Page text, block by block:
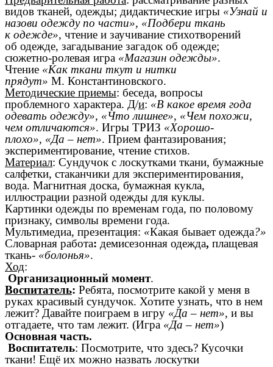
видов тканей, одежды; дидактические игры «Узнай и
назови одежду по части», «Подбери ткань
к одежде», чтение и заучивание стихотворений
об одежде, загадывание загадок об одежде;
сюжетно-ролевая игра «Магазин одежды».
Чтение «Как ткани ткут и нитки
прядут» М. Константиновского.
Методические приемы: беседа, вопросы
проблемного характера. Д/и: «В какое время года
одевать одежду», «Что лишнее», «Чем похожи,
чем отличаются». Игры ТРИЗ «Хорошо-
плохо», «Да – нет». Прием фантазирования;
экспериментирование, чтение стихов.
Материал: Сундучок с лоскутками ткани, бумажные
салфетки, стаканчики для экспериментирования,
вода. Магнитная доска, бумажная кукла,
иллюстрации разной одежды для куклы.
Картинки одежды по временам года, по половому
признаку, символы времени года.
Мультимедиа, презентация: «Какая бывает одежда?»
Словарная работа: демисезонная одежда, плащевая
ткань- «болонья».
Ход:
Организационный момент.
Воспитатель: Ребята, посмотрите какой у меня в
руках красивый сундучок. Хотите узнать, что в нем
лежит? Давайте поиграем в игру «Да – нет», и вы
отгадаете, что там лежит. (Игра «Да – нет»)
Основная часть.
Воспитатель: Посмотрите, что здесь? Кусочки
ткани! Ещё их можно назвать лоскутки